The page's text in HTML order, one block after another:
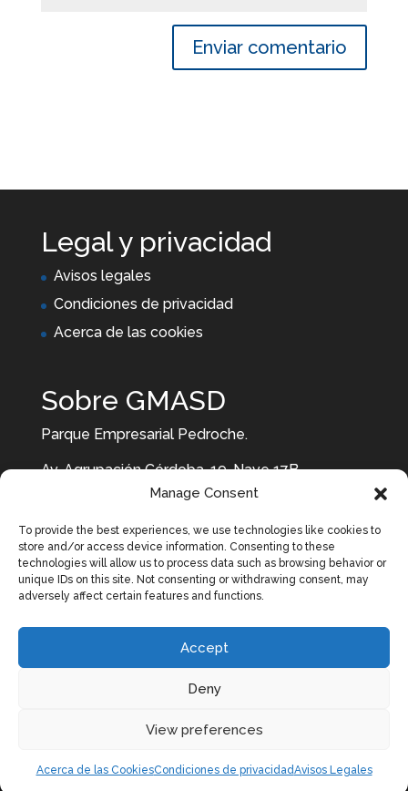
Manage Consent
To provide the best experiences, we use technologies like cookies to
store and/or access device information. Consenting to these
technologies will allow us to process data such as browsing behavior or
unique IDs on this site. Not consenting or withdrawing consent, may
adversely affect certain features and functions.
Accept
Deny
View preferences
Acerca de las CookiesCondiciones de privacidadAvisos Legales
Legal y privacidad
Avisos legales
Condiciones de privacidad
Acerca de las cookies
Sobre GMASD
Parque Empresarial Pedroche.
Av. Agrupación Córdoba, 19, Nave 17B.
957 10 29 29 637 87 99 92